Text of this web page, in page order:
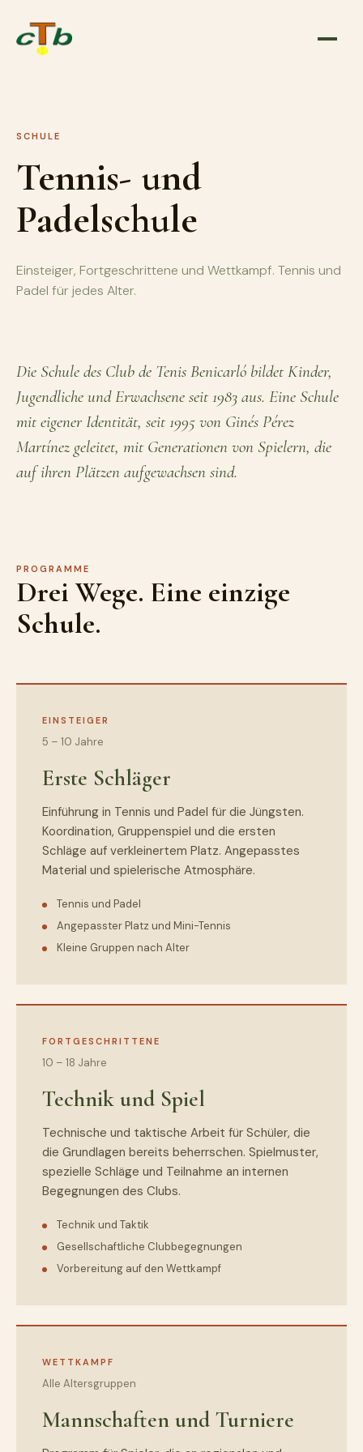
SCHULE
Tennis- und
Padelschule
Einsteiger, Fortgeschrittene und Wettkampf. Tennis und
Padel für jedes Alter.
Die Schule des Club de Tenis Benicarló bildet Kinder,
Jugendliche und Erwachsene seit 1983 aus. Eine Schule
mit eigener Identität, seit 1995 von Ginés Pérez
Martínez geleitet, mit Generationen von Spielern, die
auf ihren Plätzen aufgewachsen sind.
PROGRAMME
Drei Wege. Eine einzige
Schule.
EINSTEIGER
5 – 10 Jahre
Erste Schläger
Einführung in Tennis und Padel für die Jüngsten.
Koordination, Gruppenspiel und die ersten
Schläge auf verkleinertem Platz. Angepasstes
Material und spielerische Atmosphäre.
Tennis und Padel
Angepasster Platz und Mini-Tennis
Kleine Gruppen nach Alter
FORTGESCHRITTENE
10 – 18 Jahre
Technik und Spiel
Technische und taktische Arbeit für Schüler, die
die Grundlagen bereits beherrschen. Spielmuster,
spezielle Schläge und Teilnahme an internen
Begegnungen des Clubs.
Technik und Taktik
Gesellschaftliche Clubbegegnungen
Vorbereitung auf den Wettkampf
WETTKAMPF
Alle Altersgruppen
Mannschaften und Turniere